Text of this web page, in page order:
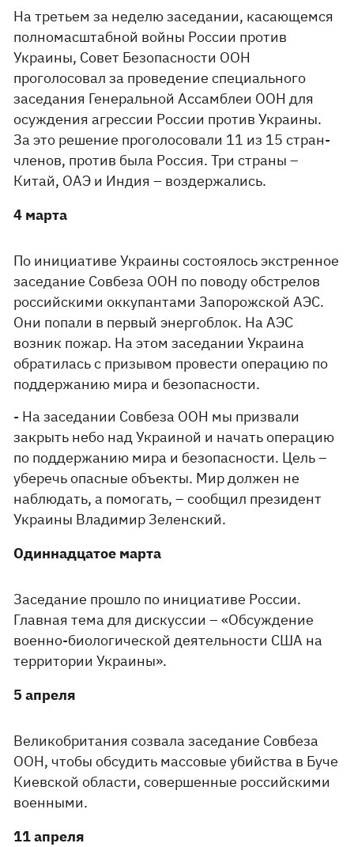
На третьем за неделю заседании, касающемся
полномасштабной войны России против
Украины, Совет Безопасности ООН
проголосовал за проведение специального
заседания Генеральной Ассамблеи ООН для
осуждения агрессии России против Украины.
За это решение проголосовали 11 из 15 стран-
членов, против была Россия. Три страны –
Китай, ОАЭ и Индия – воздержались.
4 марта
По инициативе Украины состоялось экстренное
заседание Совбеза ООН по поводу обстрелов
российскими оккупантами Запорожской АЭС.
Они попали в первый энергоблок. На АЭС
возник пожар. На этом заседании Украина
обратилась с призывом провести операцию по
поддержанию мира и безопасности.
- На заседании Совбеза ООН мы призвали
закрыть небо над Украиной и начать операцию
по поддержанию мира и безопасности. Цель –
уберечь опасные объекты. Мир должен не
наблюдать, а помогать, – сообщил президент
Украины Владимир Зеленский.
Одиннадцатое марта
Заседание прошло по инициативе России.
Главная тема для дискуссии – «Обсуждение
военно-биологической деятельности США на
территории Украины».
5 апреля
Великобритания созвала заседание Совбеза
ООН, чтобы обсудить массовые убийства в Буче
Киевской области, совершенные российскими
военными.
11 апреля